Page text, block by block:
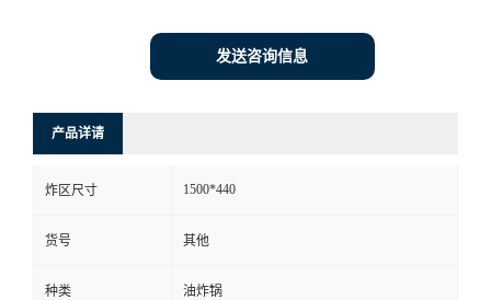
发送咨询信息
产品详请
炸区尺寸 1500*440
货号 其他
种类 油炸锅